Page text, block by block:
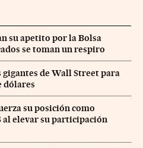
su apetito por la Bolsa
se toman un respiro
gigantes de Wall Street para
dólares
su posición como
al elevar su participación